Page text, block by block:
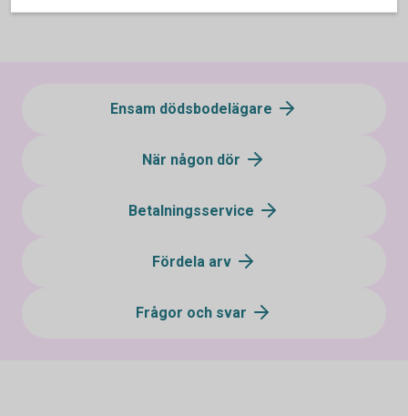
Ensam dödsbodelägare
När någon dör
Betalningsservice
Fördela arv
Frågor och svar